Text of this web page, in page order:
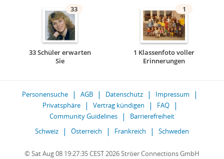
33
33 Schüler erwarten
Sie
1
1 Klassenfoto voller
Erinnerungen
Personensuche AGB Datenschutz
Impressum
Privatsphäre
Vertrag kündigen
FAQ
Community Guidelines
Barrierefreiheit
Schweiz
Österreich Frankreich Schweden
© Sat Aug 08 19:27:35 CEST 2026 Ströer Connections GmbH